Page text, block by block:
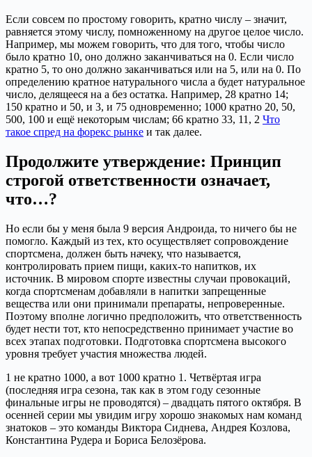
Если совсем по простому говорить, кратно числу – значит,
равняется этому числу, помноженному на другое целое число.
Например, мы можем говорить, что для того, чтобы число
было кратно 10, оно должно заканчиваться на 0. Если число
кратно 5, то оно должно заканчиваться или на 5, или на 0. По
определению кратное натурального числа а будет натуральное
число, делящееся на а без остатка. Например, 28 кратно 14;
150 кратно и 50, и 3, и 75 одновременно; 1000 кратно 20, 50,
500, 100 и ещё некоторым числам; 66 кратно 33, 11, 2 Что
такое спред на форекс рынке и так далее.
Продолжите утверждение: Принцип
строгой ответственности означает,
что…?
Но если бы у меня была 9 версия Андроида, то ничего бы не
помогло. Каждый из тех, кто осуществляет сопровождение
спортсмена, должен быть начеку, что называется,
контролировать прием пищи, каких-то напитков, их
источник. В мировом спорте известны случаи провокаций,
когда спортсменам добавляли в напитки запрещенные
вещества или они принимали препараты, непроверенные.
Поэтому вполне логично предположить, что ответственность
будет нести тот, кто непосредственно принимает участие во
всех этапах подготовки. Подготовка спортсмена высокого
уровня требует участия множества людей.
1 не кратно 1000, а вот 1000 кратно 1. Четвёртая игра
(последняя игра сезона, так как в этом году сезонные
финальные игры не проводятся) – двадцать пятого октября. В
осенней серии мы увидим игру хорошо знакомых нам команд
знатоков – это команды Виктора Сиднева, Андрея Козлова,
Константина Рудера и Бориса Белозёрова.